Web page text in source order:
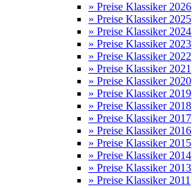
» Preise Klassiker 2026
» Preise Klassiker 2025
» Preise Klassiker 2024
» Preise Klassiker 2023
» Preise Klassiker 2022
» Preise Klassiker 2021
» Preise Klassiker 2020
» Preise Klassiker 2019
» Preise Klassiker 2018
» Preise Klassiker 2017
» Preise Klassiker 2016
» Preise Klassiker 2015
» Preise Klassiker 2014
» Preise Klassiker 2013
» Preise Klassiker 2011